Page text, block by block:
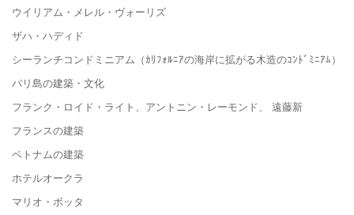
ウイリアム・メレル・ヴォーリズ
ザハ・ハディド
シーランチコンドミニアム（ｶﾘﾌｫﾙﾆｱの海岸に拡がる木造のｺﾝﾄﾞﾐﾆｱﾑ）
バリ島の建築・文化
フランク・ロイド・ライト、アントニン・レーモンド、 遠藤新
フランスの建築
ベトナムの建築
ホテルオークラ
マリオ・ボッタ